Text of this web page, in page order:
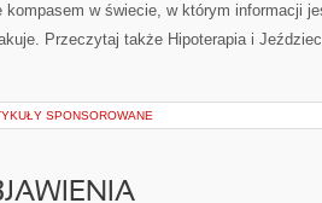
kompasem w świecie, w którym informacji
Przeczytaj także Hipoterapia i
SPONSOROWANE